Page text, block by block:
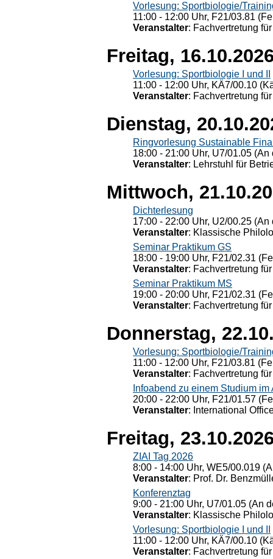
Vorlesung: Sportbiologie/
11:00 - 12:00 Uhr, F21/03.81
Veranstalter: Fachvertretung
Freitag,
Vorlesung: Sportbiologie I und II
11:00 - 12:00 Uhr, KÄ7/00.10
Veranstalter: Fachvertretung
Dienstag,
Ringvorlesung Sustainable
18:00 - 21:00 Uhr, U7/01.05
Veranstalter: Lehrstuhl für
Mittwoch,
Dichterlesung
17:00 - 22:00 Uhr, U2/00.25
Veranstalter: Klassische
Seminar Praktikum GS
18:00 - 19:00 Uhr, F21/02.31
Veranstalter: Fachvertretung
Seminar Praktikum MS
19:00 - 20:00 Uhr, F21/02.31
Veranstalter: Fachvertretung
Donnerstag,
Vorlesung: Sportbiologie/
11:00 - 12:00 Uhr, F21/03.81
Veranstalter: Fachvertretung
Infoabend zu einem Studium im
20:00 - 22:00 Uhr, F21/01.57
Veranstalter: International
Freitag,
ZIAI Tag 2026
8:00 - 14:00 Uhr, WE5/00.019
Veranstalter: Prof. Dr.
Konferenztag
9:00 - 21:00 Uhr, U7/01.05 (An
Veranstalter: Klassische
Vorlesung: Sportbiologie I und II
11:00 - 12:00 Uhr, KÄ7/00.10
Veranstalter: Fachvertretung